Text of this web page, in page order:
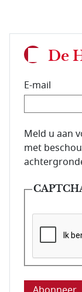
De
E-mail
E-mailadres
Meld u aan
met
Deze